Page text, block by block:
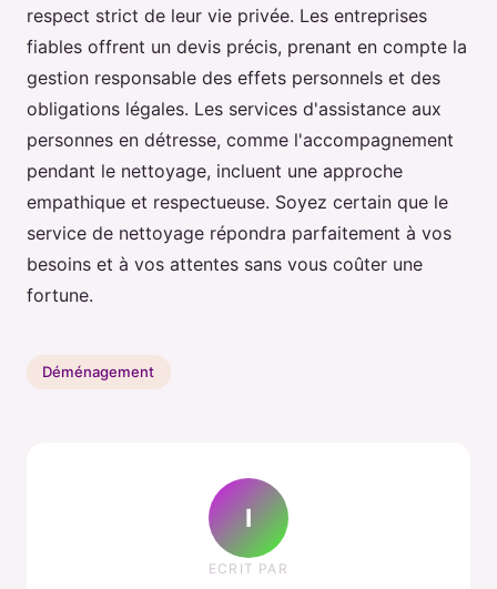
respect strict de leur vie privée. Les entreprises
fiables offrent un devis précis, prenant en compte la
gestion responsable des effets personnels et des
obligations légales. Les services d'assistance aux
personnes en détresse, comme l'accompagnement
pendant le nettoyage, incluent une approche
empathique et respectueuse. Soyez certain que le
service de nettoyage répondra parfaitement à vos
besoins et à vos attentes sans vous coûter une
fortune.
Déménagement
I
ECRIT PAR